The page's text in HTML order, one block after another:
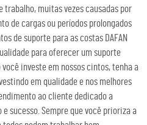
muitas vezes causadas por
de cargas ou períodos prolongados
de suporte para as costas DAFAN
para oferecer um suporte
investe em nossos cintos, tenha a
em qualidade e nos melhores
ao cliente dedicado a
sucesso. Sempre que você prioriza a